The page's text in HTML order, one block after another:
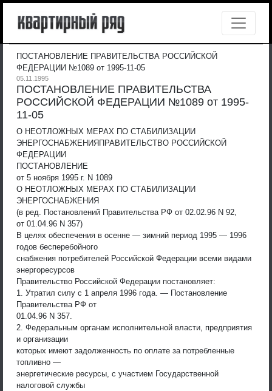
ПОСТАНОВЛЕНИЕ ПРАВИТЕЛЬСТВА РОССИЙСКОЙ
ФЕДЕРАЦИИ №1089 от 1995-11-05
05.11.1995
ПОСТАНОВЛЕНИЕ ПРАВИТЕЛЬСТВА
РОССИЙСКОЙ ФЕДЕРАЦИИ №1089 от 1995-
11-05
О НЕОТЛОЖНЫХ МЕРАХ ПО СТАБИЛИЗАЦИИ
ЭНЕРГОСНАБЖЕНИЯПРАВИТЕЛЬСТВО РОССИЙСКОЙ
ФЕДЕРАЦИИ
ПОСТАНОВЛЕНИЕ
от 5 ноября 1995 г. N 1089
О НЕОТЛОЖНЫХ МЕРАХ ПО СТАБИЛИЗАЦИИ
ЭНЕРГОСНАБЖЕНИЯ
(в ред. Постановлений Правительства РФ от 02.02.96 N 92,
от 01.04.96 N 357)
В целях обеспечения в осенне — зимний период 1995 — 1996
годов бесперебойного
снабжения потребителей Российской Федерации всеми видами
энергоресурсов
Правительство Российской Федерации постановляет:
1. Утратил силу с 1 апреля 1996 года. — Постановление
Правительства РФ от
01.04.96 N 357.
2. Федеральным органам исполнительной власти, предприятия
и организации
которых имеют задолженность по оплате за потребленные
топливно —
энергетические ресурсы, с участием Государственной
налоговой службы